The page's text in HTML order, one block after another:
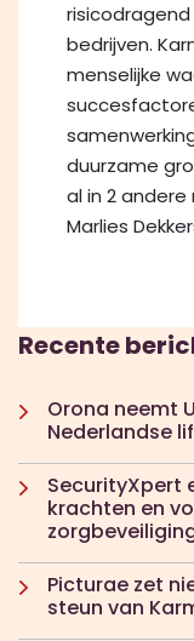
risicodragend
bedrijven.
menselijke
duurzame
al in 2
Marlies
Recente
Orona neemt
Nederlandse
SecurityXpert
krachten en
Picturae zet
steun van